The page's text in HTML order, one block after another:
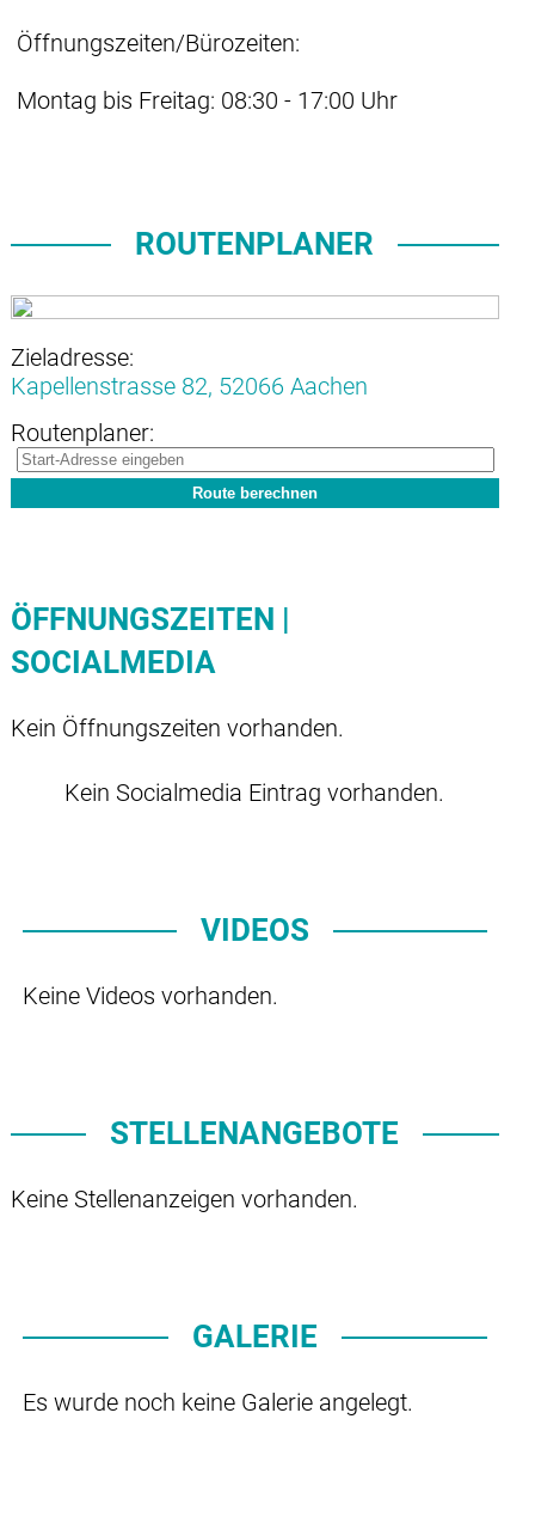
Öffnungszeiten/Bürozeiten:
Montag bis Freitag: 08:30 - 17:00 Uhr
ROUTENPLANER
Zieladresse:
Kapellenstrasse 82, 52066 Aachen
Routenplaner:
ÖFFNUNGSZEITEN |
SOCIALMEDIA
Kein Öffnungszeiten vorhanden.
Kein Socialmedia Eintrag vorhanden.
VIDEOS
Keine Videos vorhanden.
STELLENANGEBOTE
Keine Stellenanzeigen vorhanden.
GALERIE
Es wurde noch keine Galerie angelegt.